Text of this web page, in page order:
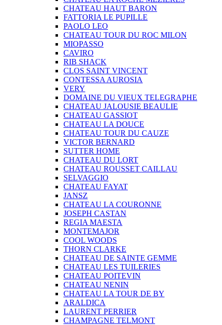
CHATEAU HAUT BARON
FATTORIA LE PUPILLE
PAOLO LEO
CHATEAU TOUR DU ROC MILON
MIOPASSO
CAVIRO
RIB SHACK
CLOS SAINT VINCENT
CONTESSA AUROSIA
VERY
DOMAINE DU VIEUX TELEGRAPHE
CHATEAU JALOUSIE BEAULIE
CHATEAU GASSIOT
CHATEAU LA DOUCE
CHATEAU TOUR DU CAUZE
VICTOR BERNARD
SUTTER HOME
CHATEAU DU LORT
CHATEAU ROUSSET CAILLAU
SELVAGGIO
CHATEAU FAYAT
JANSZ
CHATEAU LA COURONNE
JOSEPH CASTAN
REGIA MAESTA
MONTEMAJOR
COOL WOODS
THORN CLARKE
CHATEAU DE SAINTE GEMME
CHATEAU LES TUILERIES
CHATEAU POITEVIN
CHATEAU NENIN
CHATEAU LA TOUR DE BY
ARALDICA
LAURENT PERRIER
CHAMPAGNE TELMONT